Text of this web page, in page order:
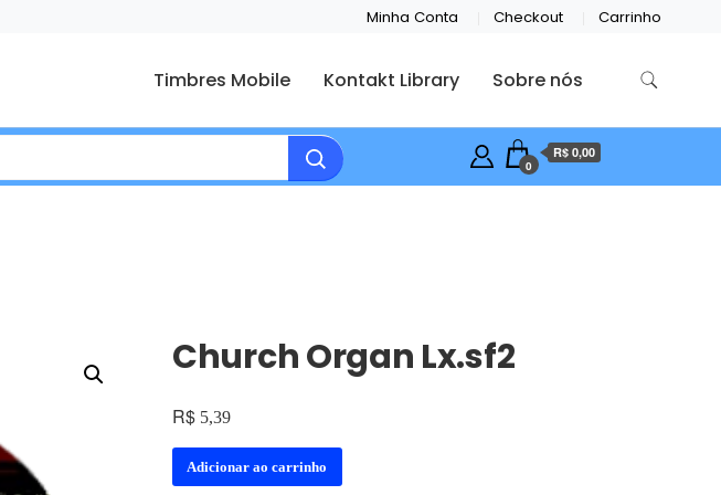
Minha Conta Checkout Carrinho
Timbres Mobile Kontakt Library Sobre nós
0
R$ 0,00
Church Organ Lx.sf2
R$ 5,39
Adicionar ao carrinho